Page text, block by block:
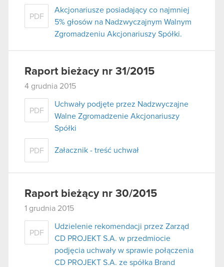
PDF
Akcjonariusze posiadający co najmniej
5% głosów na Nadzwyczajnym Walnym
Zgromadzeniu Akcjonariuszy Spółki.
Raport bieżacy nr 31/2015
4 grudnia 2015
PDF
Uchwały podjęte przez Nadzwyczajne
Walne Zgromadzenie Akcjonariuszy
Spółki
PDF Załacznik - treść uchwał
Raport bieżący nr 30/2015
1 grudnia 2015
PDF
Udzielenie rekomendacji przez Zarząd
CD PROJEKT S.A. w przedmiocie
podjęcia uchwały w sprawie połączenia
CD PROJEKT S.A. ze spółka Brand